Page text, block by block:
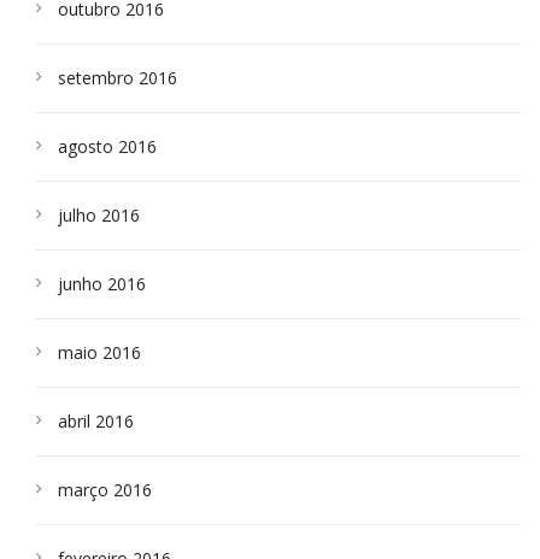
outubro 2016
setembro 2016
agosto 2016
julho 2016
junho 2016
maio 2016
abril 2016
março 2016